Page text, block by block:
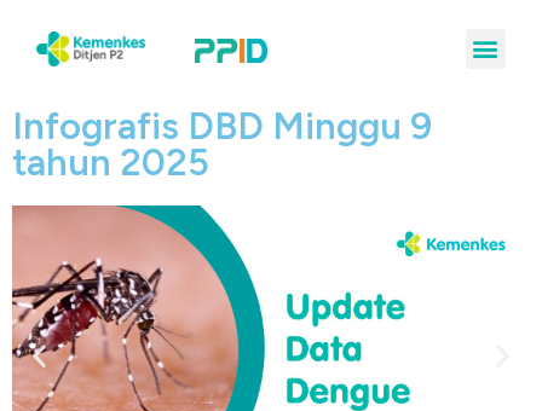
Infografis DBD Minggu 9
tahun 2025